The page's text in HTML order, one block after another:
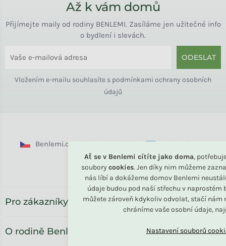
Ať se v Benlemi cítíte jako doma,
soubory cookies. Jen díky nim můžeme
nás líbí a dokážeme domov Benlemi
údaje budou pod naší střechu v naprostém
můžete zároveň kdykoliv odvolat, stačí nám
chráníme vaše osobní údaje,
Až k vám domů
Přijímejte maily od rodiny BENLEMI. Zasíláme jen užitečné info
o bydlení i slevách.
ODESLAT
Vložením e-mailu souhlasíte s podmínkami ochrany osobních
údajů
Benlemi.cz Benlemi.sk Benlemi.com
Benlemi.ro
Pro zákazníky
O rodině Benlemi